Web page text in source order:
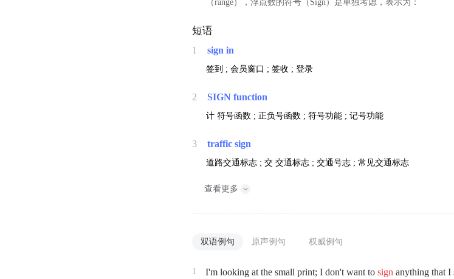
（range），浮点数的符号（Sign）是单独考虑，表示为：
短语
1 sign in
签到 ; 会员窗口 ; 签收 ; 登录
2 SIGN function
计符号函数 ; 正负号函数 ; 符号功能 ; 记号功能
3 traffic sign
道路交通标志 ;交交通标志 ; 交通号志 ; 常见交通标志
查看更多
双语例句 原声例句 权威例句
1 I'm looking at the small print; I don't want tosign anything that